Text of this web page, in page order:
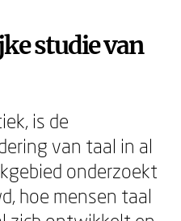
studie van
is de
van taal in al
onderzoekt
hoe mensen taal